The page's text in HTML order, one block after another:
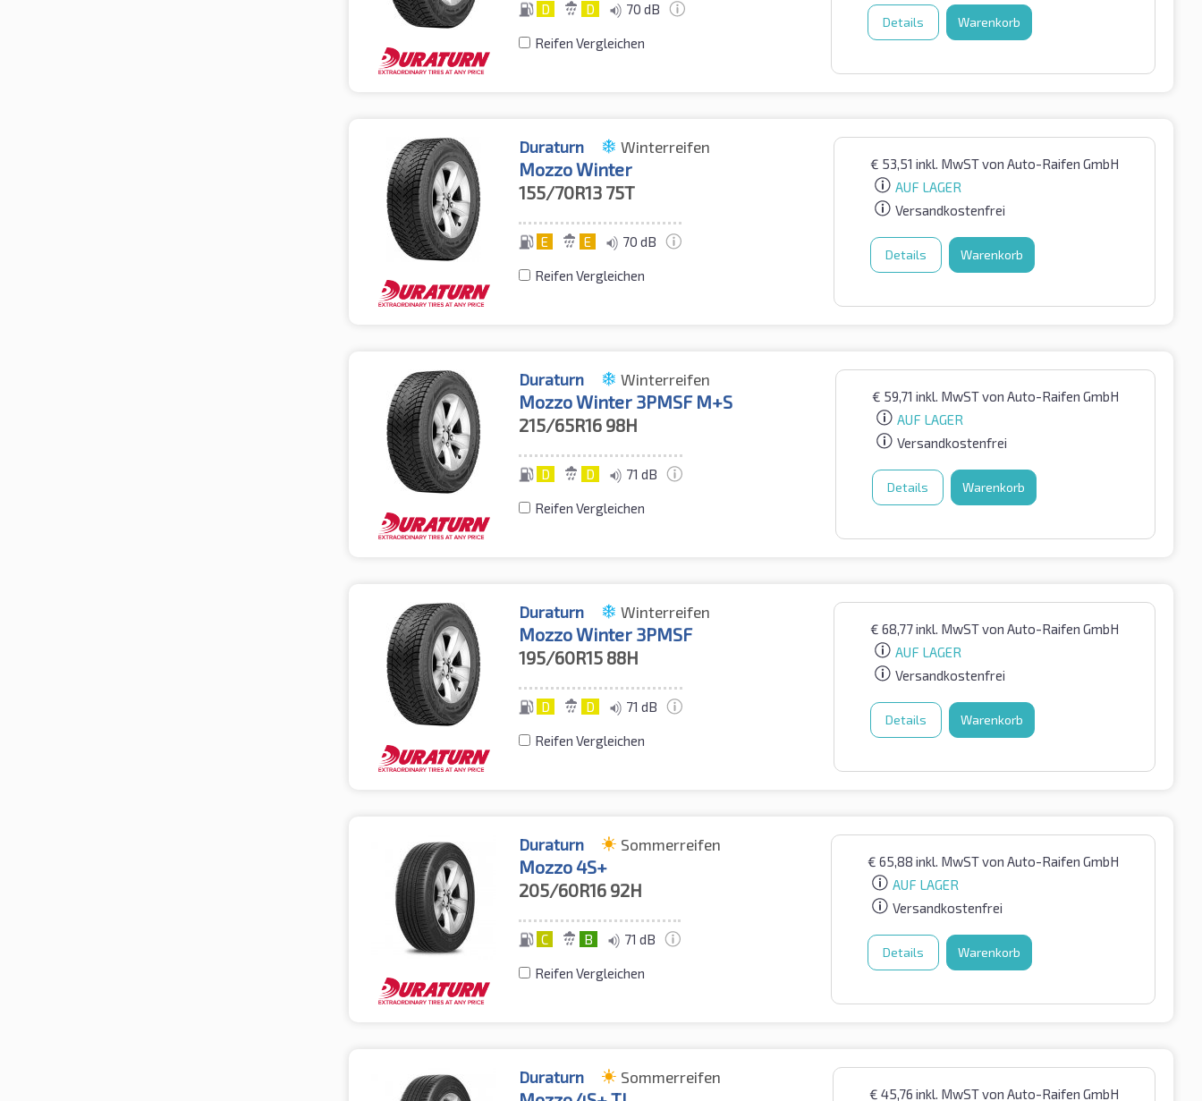
D D 70 dB
Reifen Vergleichen
Details Warenkorb
Duraturn Winterreifen
Mozzo Winter
155/70R13 75T
E E 70 dB
Reifen Vergleichen
€ 53,51 inkl. MwSTvon Auto-Raifen GmbH
AUF LAGER
Versandkostenfrei
Details Warenkorb
Duraturn Winterreifen
Mozzo Winter 3PMSF M+S
215/65R16 98H
D D 71 dB
Reifen Vergleichen
€ 59,71 inkl. MwSTvon Auto-Raifen GmbH
AUF LAGER
Versandkostenfrei
Details Warenkorb
Duraturn Winterreifen
Mozzo Winter 3PMSF
195/60R15 88H
D D 71 dB
Reifen Vergleichen
€ 68,77inkl. MwSTvon Auto-Raifen GmbH
AUF LAGER
Versandkostenfrei
Details Warenkorb
Duraturn Sommerreifen
Mozzo 4S+
205/60R16 92H
C B 71 dB
Reifen Vergleichen
€ 65,88 inkl. MwSTvon Auto-Raifen GmbH
AUF LAGER
Versandkostenfrei
Details Warenkorb
Duraturn Sommerreifen
€ 45,76 inkl. MwSTvon Auto-Raifen GmbH